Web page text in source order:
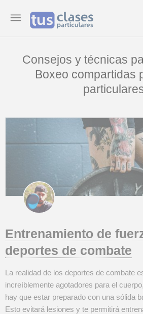
Consejos y técnicas
Boxeo compartidas
Entrenamiento de
deportes de combate
La realidad de los deportes de combate
increíblemente agotadores para el
hay que estar preparado con una sólida
Esto evitará lesiones y te permitirá